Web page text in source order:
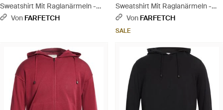
Sweatshirt Mit Raglanärmeln -
BlauVon FARFETCH
Sweatshirt Mit Raglanärmeln -
BlauVon FARFETCH
SALE